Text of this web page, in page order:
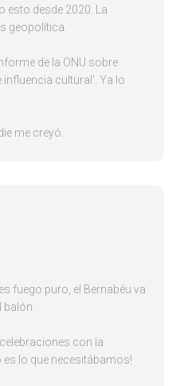
esto desde 2020. La
geopolítica.
de la ONU sobre
cultural'. Ya lo
me creyó.
fuego puro, el Bernabéu va
balón.
con la
es lo que necesitábamos!